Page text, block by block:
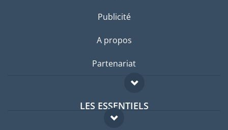
Publicité
A propos
Partenariat
LES ESSENTIELS
Forum expatriés